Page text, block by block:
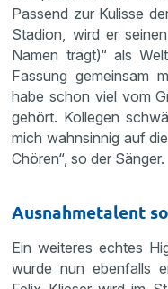
Passend zur Kulisse
Stadion, wird er
Namen trägt)“ als
Fassung gemeinsam
habe schon viel vom
gehört. Kollegen
mich wahnsinnig auf
Chören“, so der Sänger.
Ausnahmetalent
Ein weiteres echtes
wurde nun ebenfalls